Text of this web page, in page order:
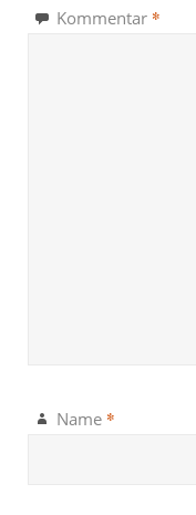
Kommentar *
Name *